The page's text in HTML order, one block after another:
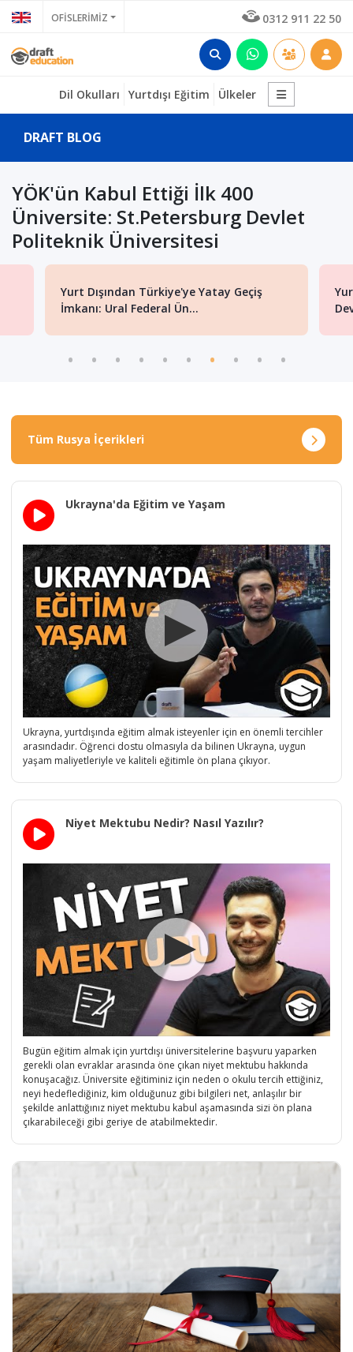
OFİSLERİMİZ 0312 911 22 50
Dil Okulları Yurtdışı Eğitim Ülkeler
DRAFT BLOG
YÖK'ün Kabul Ettiği İlk 400
Üniversite: St.Petersburg Devlet
Politeknik Üniversitesi
Yurt Dışından Türkiye'ye Yatay Geçiş
İmkanı: Ural Federal Ün...
Tüm Rusya İçerikleri
Ukrayna'da Eğitim ve Yaşam
Ukrayna, yurtdışında eğitim almak isteyenler için en önemli tercihler
arasındadır. Öğrenci dostu olmasıyla da bilinen Ukrayna, uygun
yaşam maliyetleriyle ve kaliteli eğitimle ön plana çıkıyor.
Niyet Mektubu Nedir? Nasıl Yazılır?
Bugün eğitim almak için yurtdışı üniversitelerine başvuru yaparken
gerekli olan evraklar arasında öne çıkan niyet mektubu hakkında
konuşacağız. Üniversite eğitiminiz için neden o okulu tercih ettiğiniz,
neyi hedeflediğiniz, kim olduğunuz gibi bilgileri net, anlaşılır bir
şekilde anlattığınız niyet mektubu kabul aşamasında sizi ön plana
çıkarabileceği gibi geriye de atabilmektedir.